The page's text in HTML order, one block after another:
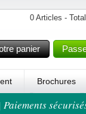
0 Articles -
panier
Brochures